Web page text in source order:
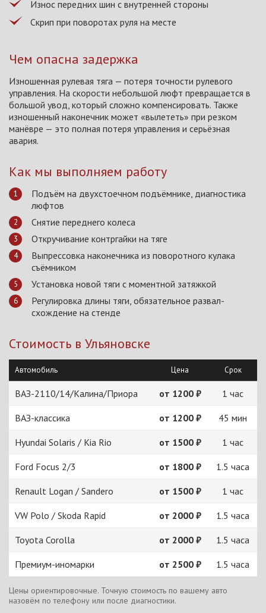
Износ передних шин с внутренней стороны
Скрип при поворотах руля на месте
Чем опасна задержка
Изношенная рулевая тяга — потеря точности рулевого
управления. На скорости небольшой люфт превращается в
большой увод, который сложно компенсировать. Также
изношенный наконечник может «вылететь» при резком
манёвре — это полная потеря управления и серьёзная
авария.
Как мы выполняем работу
Подъём на двухстоечном подъёмнике, диагностика
люфтов
Снятие переднего колеса
Откручивание контргайки на тяге
Выпрессовка наконечника из поворотного кулака
съёмником
Установка новой тяги с моментной затяжкой
Регулировка длины тяги, обязательное развал-
схождение на стенде
Стоимость в Ульяновске
Автомобиль Цена Срок
ВАЗ-2110/14/Калина/Приора от 1200 ₽ 1 час
ВАЗ-классика от 1200 ₽ 45 мин
Hyundai Solaris / Kia Rio от 1500 ₽ 1 час
Ford Focus 2/3 от 1800 ₽ 1.5 часа
Renault Logan / Sandero от 1500 ₽ 1 час
VW Polo / Skoda Rapid от 2000 ₽ 1.5 часа
Toyota Corolla от 2000 ₽ 1.5 часа
Премиум-иномарки от 2500 ₽ 1.5 часа
Цены ориентировочные. Точную стоимость по вашему авто
назовём по телефону или после диагностики.